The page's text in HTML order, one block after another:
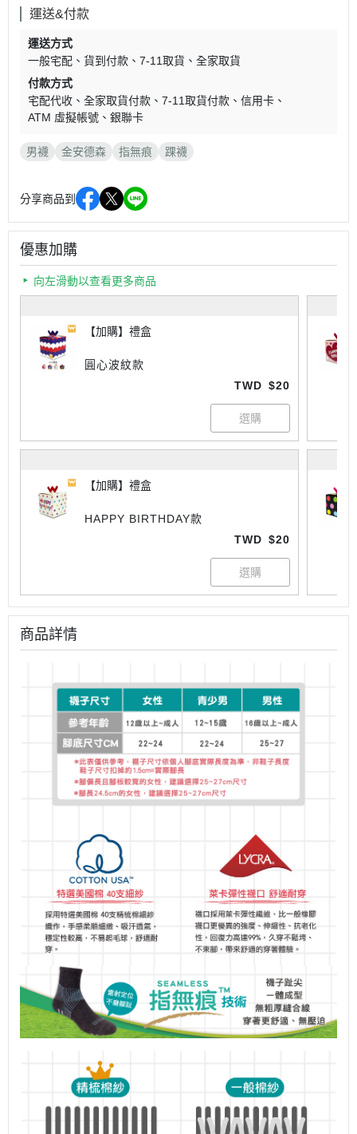
運送&付款
運送方式
一般宅配
貨到付款 7-11取貨
全家取貨
付款方式
宅配代收
全家取貨付款 7-11取貨付款
信用卡
ATM 虛擬帳號
銀聯卡
男襪 金安德森 指無痕 踝襪
分享商品到
優惠加購
向左滑動以查看更多商品
【加購】禮盒
圓心波紋款
TWD $20
【加購】禮盒
HAPPY BIRTHDAY款
TWD $20
商品詳情